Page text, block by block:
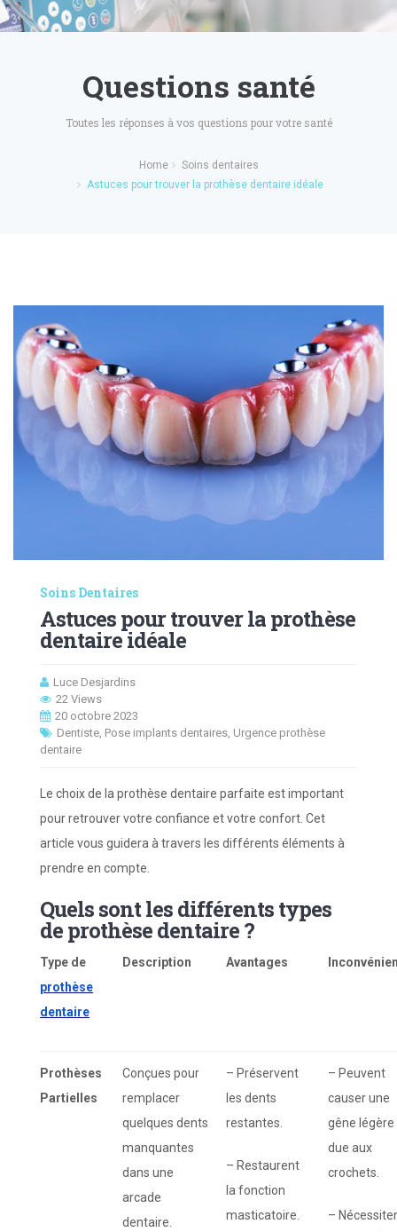
Questions santé
Toutes les réponses à vos questions pour votre santé
Home
Soins dentaires
Astuces pour trouver la prothèse dentaire idéale
Soins Dentaires
Astuces pour trouver la prothèse
dentaire idéale
Luce Desjardins
22 Views
20 octobre 2023
Dentiste, Pose implants dentaires, Urgence prothèse
dentaire
Le choix de la prothèse dentaire parfaite est important
pour retrouver votre confiance et votre confort. Cet
article vous guidera à travers les différents éléments à
prendre en compte.
Quels sont les différents types
de prothèse dentaire ?
Type de
prothèse
dentaire
Description Avantages
Prothèses
Partielles
Conçues pour
remplacer
quelques dents
manquantes
dans une
arcade
dentaire.
– Préservent
les dents
restantes.
– Restaurent
la fonction
masticatoire.
– Peuvent
causer une
gêne légère
due aux
crochets.
–